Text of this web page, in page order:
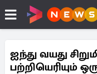
ஐந்து வயது
பற்றியெரியும்